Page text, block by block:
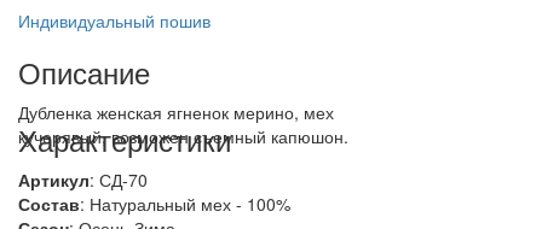
Индивидуальный пошив
Описание
Дубленка женская ягненок мерино, мех
кучерявый, возможен съемный капюшон.
Характеристики
Артикул: СД-70
Состав: Натуральный мех - 100%